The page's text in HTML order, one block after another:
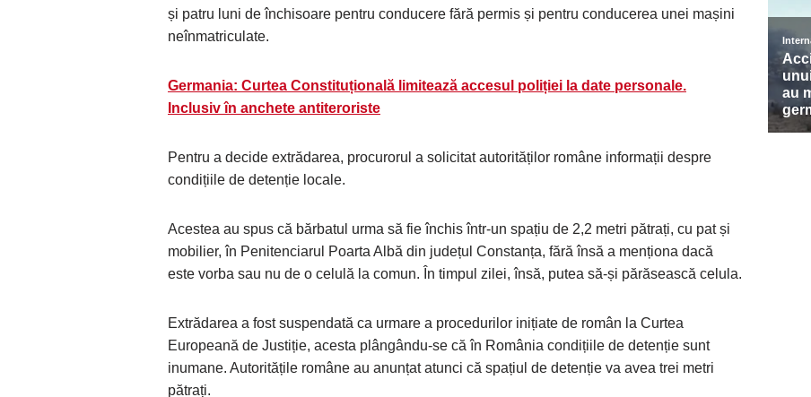
și patru luni de închisoare pentru conducere fără permis și pentru conducerea unei mașini
neînmatriculate.
Germania: Curtea Constituțională limitează accesul poliției la date personale.
Inclusiv în anchete antiteroriste
Pentru a decide extrădarea, procurorul a solicitat autorităților române informații despre
condițiile de detenție locale.
Acestea au spus că bărbatul urma să fie închis într-un spațiu de 2,2 metri pătrați, cu pat și
mobilier, în Penitenciarul Poarta Albă din județul Constanța, fără însă a menționa dacă
este vorba sau nu de o celulă la comun. În timpul zilei, însă, putea să-și părăsească celula.
Extrădarea a fost suspendată ca urmare a procedurilor inițiate de român la Curtea
Europeană de Justiție, acesta plângându-se că în România condițiile de detenție sunt
inumane. Autoritățile române au anunțat atunci că spațiul de detenție va avea trei metri
pătrați.